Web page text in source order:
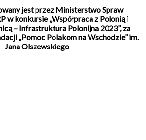
jest przez Ministerstwo Spraw
w konkursie „Współpraca z Polonią i
– Infrastruktura Polonijna 2023”, za
„Pomoc Polakom na Wschodzie” im.
Jana Olszewskiego